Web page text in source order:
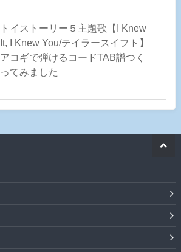
トイストーリー５主題歌【I Knew
It, I Knew You/テイラースイフト】
アコギで弾けるコードTAB譜つく
ってみました